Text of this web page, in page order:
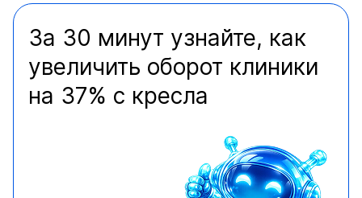
За 30 минут узнайте, как
увеличить оборот клиники
на 37% с кресла